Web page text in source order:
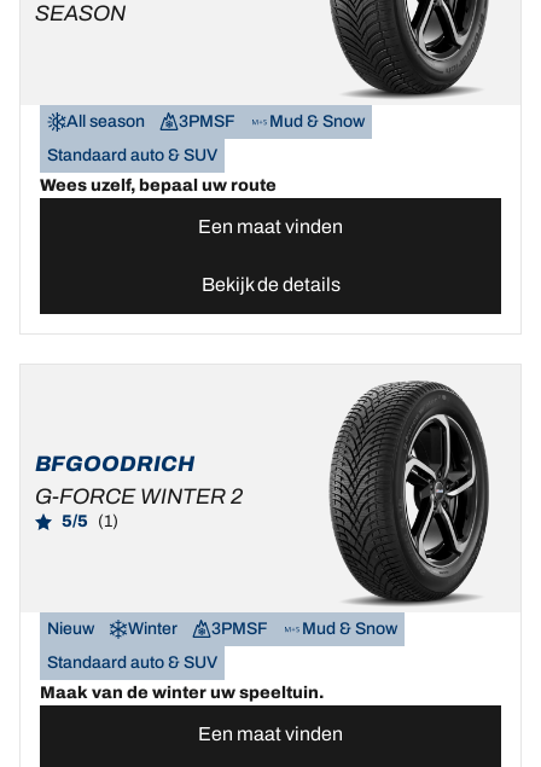
SEASON
All season 3PMSF
Mud & Snow
Standaard auto & SUV
Wees uzelf, bepaal uw route
Een maat vinden
Bekijk de details
BFGOODRICH
G-FORCE WINTER 2
5/5 (1)
Nieuw Winter 3PMSF
Mud & Snow
Standaard auto & SUV
Maak van de winter uw speeltuin.
Een maat vinden